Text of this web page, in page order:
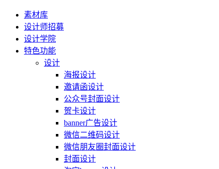
素材库
设计师招募
设计学院
特色功能
设计
海报设计
邀请函设计
公众号封面设计
贺卡设计
banner广告设计
微信二维码设计
微信朋友圈封面设计
封面设计